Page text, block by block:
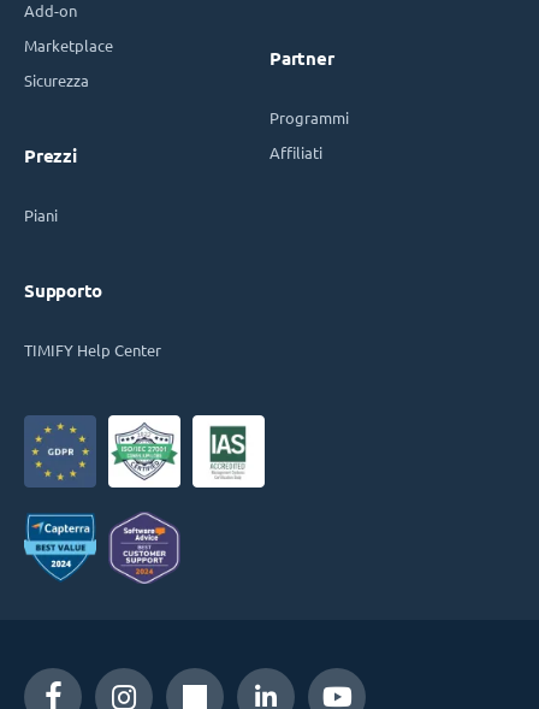
Add-on
Marketplace
Sicurezza
Prezzi
Piani
Supporto
TIMIFY Help Center
Partner
Programmi
Affiliati